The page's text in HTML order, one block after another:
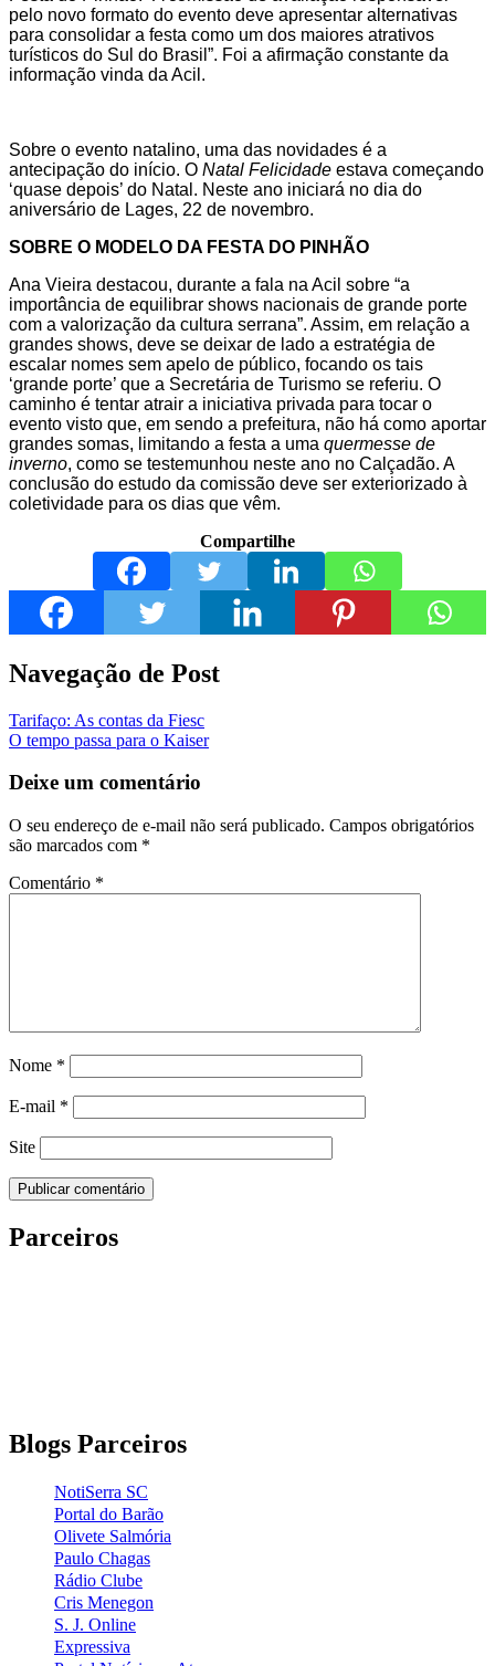
pelo novo formato do evento deve apresentar alternativas
para consolidar a festa como um dos maiores atrativos
turísticos do Sul do Brasil”. Foi a afirmação constante da
informação vinda da Acil.
Sobre o evento natalino, uma das novidades é a
antecipação do início. O Natal Felicidade estava começando
‘quase depois’ do Natal. Neste ano iniciará no dia do
aniversário de Lages, 22 de novembro.
SOBRE O MODELO DA FESTA DO PINHÃO
Ana Vieira destacou, durante a fala na Acil sobre “a
importância de equilibrar shows nacionais de grande porte
com a valorização da cultura serrana”. Assim, em relação a
grandes shows, deve se deixar de lado a estratégia de
escalar nomes sem apelo de público, focando os tais
‘grande porte’ que a Secretária de Turismo se referiu. O
caminho é tentar atrair a iniciativa privada para tocar o
evento visto que, em sendo a prefeitura, não há como aportar
grandes somas, limitando a festa a uma quermesse de
inverno, como se testemunhou neste ano no Calçadão. A
conclusão do estudo da comissão deve ser exteriorizado à
coletividade para os dias que vêm.
Compartilhe
Navegação de Post
Tarifaço: As contas da Fiesc
O tempo passa para o Kaiser
Deixe um comentário
O seu endereço de e-mail não será publicado. Campos obrigatórios
são marcados com *
Comentário *
Nome *
E-mail *
Site
Parceiros
Blogs Parceiros
NotiSerra SC
Portal do Barão
Olivete Salmória
Paulo Chagas
Rádio Clube
Cris Menegon
S. J. Online
Expressiva